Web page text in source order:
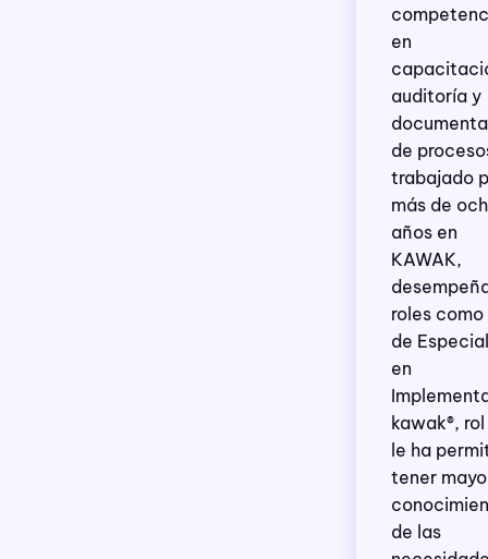
en
auditoría y
de
trabajado
más de
años en
KAWAK,
roles como
de
en
kawak®,
le ha
tener
de las